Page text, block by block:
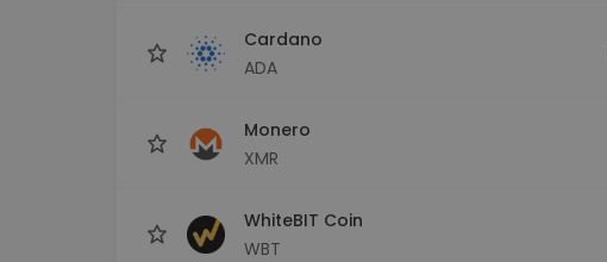
Cardano
ADA
Monero
XMR
WhiteBIT Coin
WBT